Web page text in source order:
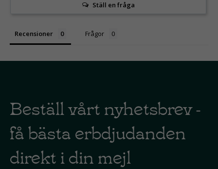
Ställ en fråga
Recensioner Frågor
Beställ vårt nyhetsbrev -
få bästa erbdjudanden
direkt i din mejl